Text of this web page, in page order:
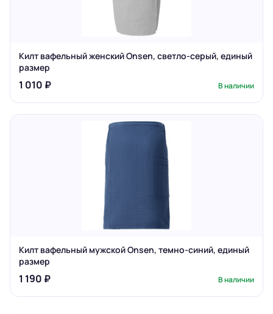
Килт вафельный женский Onsen, светло-серый, единый
размер
1 010 ₽ В наличии
Килт вафельный мужской Onsen, темно-синий, единый
размер
1 190 ₽ В наличии